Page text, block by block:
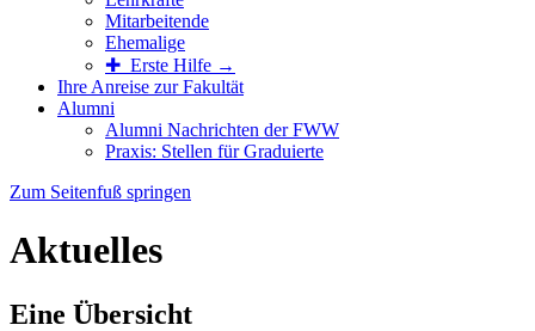
Mitarbeitende
Ehemalige
✚ Erste Hilfe →
Ihre Anreise zur Fakultät
Alumni
Alumni Nachrichten der FWW
Praxis: Stellen für Graduierte
Zum Seitenfuß springen
Aktuelles
Eine Übersicht